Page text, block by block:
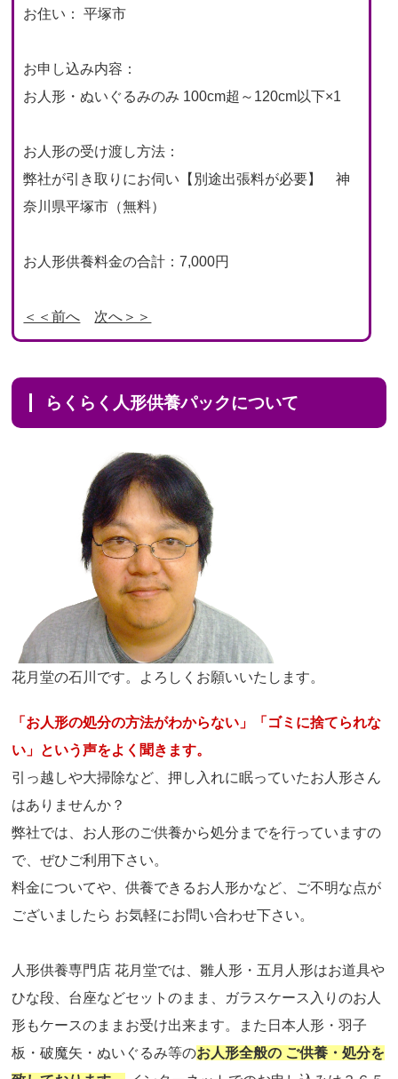
お住い： 平塚市
お申し込み内容：
お人形・ぬいぐるみのみ 100cm超～120cm以下×1
お人形の受け渡し方法：
弊社が引き取りにお伺い【別途出張料が必要】 神
奈川県平塚市（無料）
お人形供養料金の合計：7,000円
＜＜前へ 次へ＞＞
らくらく人形供養パックについて
花月堂の石川です。よろしくお願いいたします。
「お人形の処分の方法がわからない」「ゴミに捨てられな
い」という声をよく聞きます。
引っ越しや大掃除など、押し入れに眠っていたお人形さん
はありませんか？
弊社では、お人形のご供養から処分までを行っていますの
で、ぜひご利用下さい。
料金についてや、供養できるお人形かなど、ご不明な点が
ございましたら お気軽にお問い合わせ下さい。
人形供養専門店 花月堂では、雛人形・五月人形はお道具や
ひな段、台座などセットのまま、ガラスケース入りのお人
形もケースのままお受け出来ます。また日本人形・羽子
板・破魔矢・ぬいぐるみ等のお人形全般の ご供養・処分を